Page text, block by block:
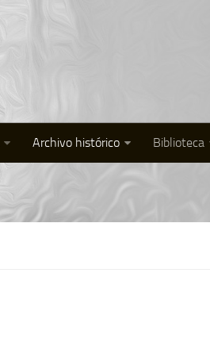
Archivo histórico Biblioteca